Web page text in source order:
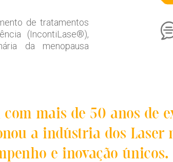
de tratamentos
(IncontiLase®),
da menopausa
com mais de 50 anos de
a indústria dos Laser
e inovação únicos.